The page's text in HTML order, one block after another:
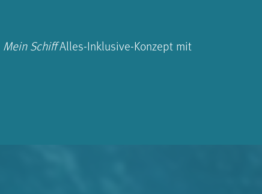
Mein SchiffAlles-Inklusive-Konzept mit